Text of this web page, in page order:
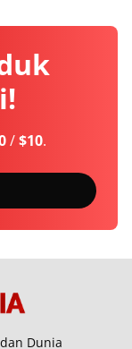
/$10.
Dunia